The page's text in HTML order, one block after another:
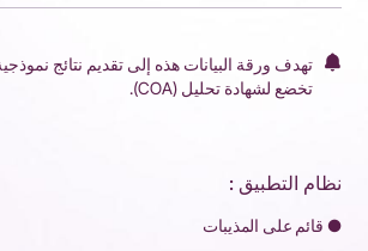
تهدف ورقة البيانات هذه إلى تقديم نتائج
تخضع لشهادة تحليل (COA).
نظام التطبيق :
● قائم على المذيبات